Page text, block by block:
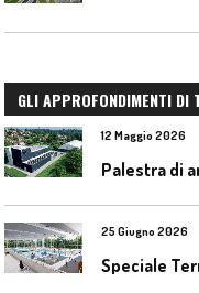
GLI APPROFONDIMENTI DI
12 Maggio 2026
Palestra di
25 Giugno 2026